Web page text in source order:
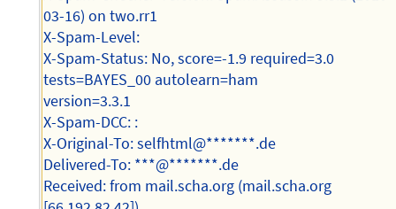
03-16) on two.rr1
X-Spam-Level:
X-Spam-Status: No, score=-1.9 required=3.0
tests=BAYES_00 autolearn=ham
version=3.3.1
X-Spam-DCC: :
X-Original-To: selfhtml@*******.de
Delivered-To: ***@*******.de
Received: from mail.scha.org (mail.scha.org